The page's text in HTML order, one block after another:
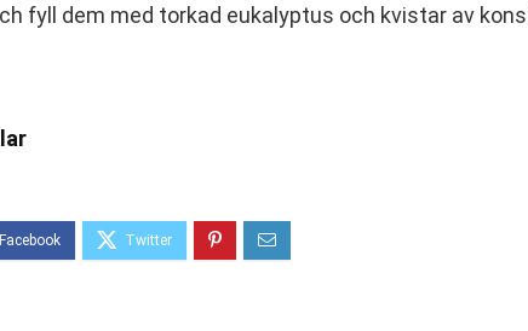
fyll dem med torkad eukalyptus och kvistar av